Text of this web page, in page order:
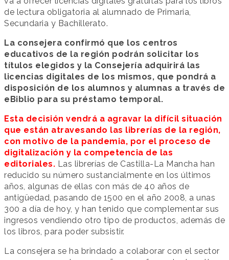
de lectura obligatoria al alumnado de Primaria,
Secundaria y Bachillerato.
La consejera confirmó que los centros
educativos de la región podrán solicitar los
títulos elegidos y la Consejería adquirirá las
licencias digitales de los mismos, que pondrá a
disposición de los alumnos y alumnas a través de
eBiblio para su préstamo temporal.
Esta decisión vendrá a agravar la difícil situación
que están atravesando las librerías de la región,
con motivo de la pandemia, por el proceso de
digitalización y la competencia de las
editoriales. Las librerías de Castilla-La Mancha han
reducido su número sustancialmente en los últimos
años, algunas de ellas con más de 40 años de
antigüedad, pasando de 1500 en el año 2008, a unas
300 a día de hoy, y han tenido que complementar sus
ingresos vendiendo otro tipo de productos, además de
los libros, para poder subsistir.
La consejera se ha brindado a colaborar con el sector